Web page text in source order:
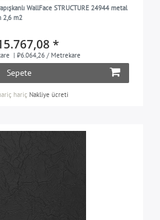
WallFace STRUCTURE 24944 metal
2,6 m2
*
| ₺6.064,26 / Metrekare
Sepete
hariç Nakliye ücreti